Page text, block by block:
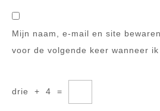
Mijn naam, e-mail en site
voor de volgende keer wanneer
drie + 4 =